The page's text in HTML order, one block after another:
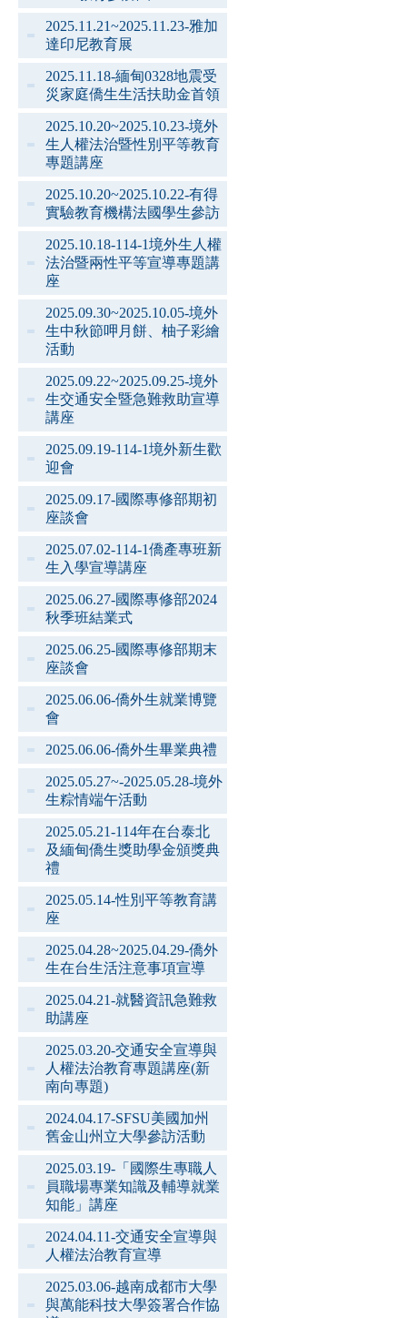
2025.11.21~2025.11.23-雅加
達印尼教育展
2025.11.18-緬甸0328地震受
災家庭僑生生活扶助金首領
2025.10.20~2025.10.23-境外
生人權法治暨性別平等教育
專題講座
2025.10.20~2025.10.22-有得
實驗教育機構法國學生參訪
2025.10.18-114-1境外生人權
法治暨兩性平等宣導專題講
座
2025.09.30~2025.10.05-境外
生中秋節呷月餅、柚子彩繪
活動
2025.09.22~2025.09.25-境外
生交通安全暨急難救助宣導
講座
2025.09.19-114-1境外新生歡
迎會
2025.09.17-國際專修部期初
座談會
2025.07.02-114-1僑產專班新
生入學宣導講座
2025.06.27-國際專修部2024
秋季班結業式
2025.06.25-國際專修部期末
座談會
2025.06.06-僑外生就業博覽
會
2025.06.06-僑外生畢業典禮
2025.05.27~-2025.05.28-境外
生粽情端午活動
2025.05.21-114年在台泰北
及緬甸僑生獎助學金頒獎典
禮
2025.05.14-性別平等教育講
座
2025.04.28~2025.04.29-僑外
生在台生活注意事項宣導
2025.04.21-就醫資訊急難救
助講座
2025.03.20-交通安全宣導與
人權法治教育專題講座(新
南向專題)
2024.04.17-SFSU美國加州
舊金山州立大學參訪活動
2025.03.19-「國際生專職人
員職場專業知識及輔導就業
知能」講座
2024.04.11-交通安全宣導與
人權法治教育宣導
2025.03.06-越南成都市大學
與萬能科技大學簽署合作協